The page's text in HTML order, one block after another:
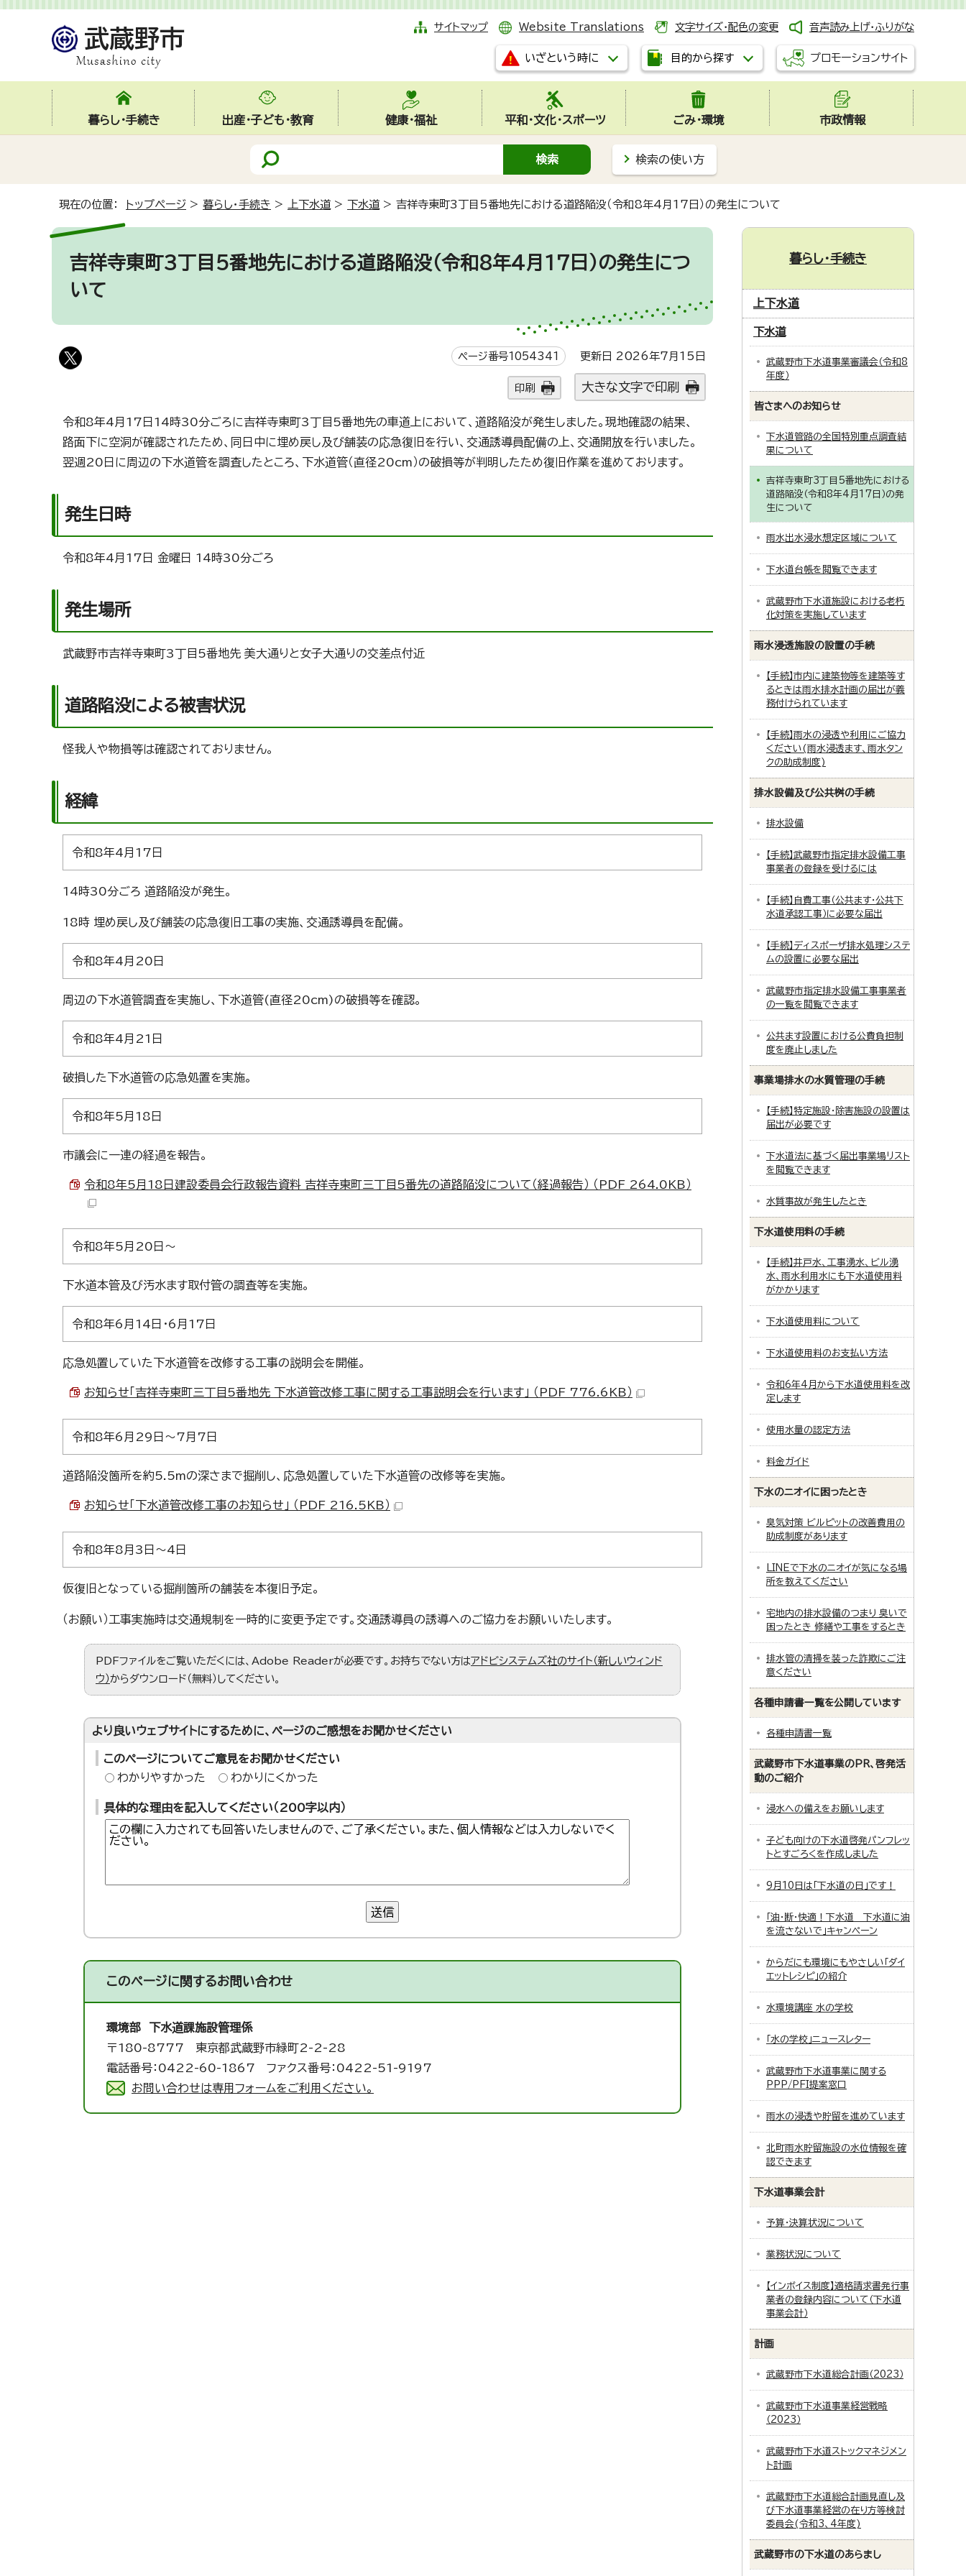
サイトマップ Website Translations 文字サイズ・配色の変更 音声読み上げ・ふりがな
いざという時に 目的から探す プロモーションサイト
暮らし・手続き 出産・子ども・教育 健康・福祉 平和・文化・スポーツ ごみ・環境 市政情報
検索の使い方
現在の位置： トップページ > 暮らし・手続き > 上下水道 > 下水道 > 吉祥寺東町3丁目5番地先における道路陥没（令和8年4月17日）の発生について
吉祥寺東町3丁目5番地先における道路陥没（令和8年4月17日）の発生につ
いて
ページ番号1054341 更新日 2026年7月15日
印刷 大きな文字で印刷
令和8年4月17日14時30分ごろに吉祥寺東町3丁目5番地先の車道上において、道路陥没が発生しました。現地確認の結果、
路面下に空洞が確認されたため、同日中に埋め戻し及び舗装の応急復旧を行い、交通誘導員配備の上、交通開放を行いました。
翌週20日に周辺の下水道管を調査したところ、下水道管（直径20cm）の破損等が判明したため復旧作業を進めております。
発生日時
令和8年4月17日 金曜日 14時30分ごろ
発生場所
武蔵野市吉祥寺東町3丁目5番地先 美大通りと女子大通りの交差点付近
道路陷没による被害状況
怪我人や物損等は確認されておりません。
経緯
令和8年4月17日
14時30分ごろ 道路陥没が発生。
18時 埋め戻し及び舗装の応急復旧工事の実施、交通誘導員を配備。
令和8年4月20日
周辺の下水道管調査を実施し、下水道管(直径20cm)の破損等を確認。
令和8年4月21日
破損した下水道管の応急処置を実施。
令和8年5月18日
市議会に一連の経過を報告。
令和8年5月18日建設委員会行政報告資料 吉祥寺東町三丁目5番先の道路陥没について（経過報告） （PDF 264.0KB）
令和8年5月20日～
下水道本管及び汚水ます取付管の調査等を実施。
令和8年6月14日・6月17日
応急処置していた下水道管を改修する工事の説明会を開催。
お知らせ「吉祥寺東町三丁目5番地先 下水道管改修工事に関する工事説明会を行います」 （PDF 776.6KB）
令和8年6月29日～7月7日
道路陥没箇所を約5.5mの深さまで掘削し、応急処置していた下水道管の改修等を実施。
お知らせ「下水道管改修工事のお知らせ」 （PDF 216.5KB）
令和8年8月3日～4日
仮復旧となっている掘削箇所の舗装を本復旧予定。
（お願い）工事実施時は交通規制を一時的に変更予定です。交通誘導員の誘導へのご協力をお願いいたします。
PDFファイルをご覧いただくには、Adobe Readerが必要です。お持ちでない方はアドビシステムズ社のサイト（新しいウィンド
ウ）からダウンロード（無料）してください。
より良いウェブサイトにするために、ページのご感想をお聞かせください
このページについてご意見をお聞かせください
わかりやすかった
わかりにくかった
具体的な理由を記入してください（200字以内）
送信
このページに関するお問い合わせ
環境部 下水道課施設管理係
〒180-8777 東京都武蔵野市緑町2-2-28
電話番号：0422-60-1867 ファクス番号：0422-51-9197
お問い合わせは専用フォームをご利用ください。
暮らし・手続き
上下水道
下水道
武蔵野市下水道事業審議会（令和8
年度）
皆さまへのお知らせ
下水道管路の全国特別重点調査結
果について
吉祥寺東町3丁目5番地先における
道路陥没（令和8年4月17日）の発
生について
雨水出水浸水想定区域について
下水道台帳を閲覧できます
武蔵野市下水道施設における老朽
化対策を実施しています
雨水浸透施設の設置の手続
【手続】市内に建築物等を建築等す
るときは雨水排水計画の届出が義
務付けられています
【手続】雨水の浸透や利用にご協力
ください(雨水浸透ます、雨水タン
クの助成制度)
排水設備及び公共桝の手続
排水設備
【手続】武蔵野市指定排水設備工事
事業者の登録を受けるには
【手続】自費工事（公共ます・公共下
水道承認工事）に必要な届出
【手続】ディスポーザ排水処理システ
ムの設置に必要な届出
武蔵野市指定排水設備工事事業者
の一覧を閲覧できます
公共ます設置における公費負担制
度を廃止しました
事業場排水の水質管理の手続
【手続】特定施設・除害施設の設置は
届出が必要です
下水道法に基づく届出事業場リスト
を閲覧できます
水質事故が発生したとき
下水道使用料の手続
【手続】井戸水、工事湧水、ビル湧
水、雨水利用水にも下水道使用料
がかかります
下水道使用料について
下水道使用料のお支払い方法
令和6年4月から下水道使用料を改
定します
使用水量の認定方法
料金ガイド
下水のニオイに困ったとき
臭気対策 ビルピットの改善費用の
助成制度があります
LINEで下水のニオイが気になる場
所を教えてください
宅地内の排水設備のつまり 臭いで
困ったとき 修繕や工事をするとき
排水管の清掃を装った詐欺にご注
意ください
各種申請書一覧を公開しています
各種申請書一覧
武蔵野市下水道事業のPR、啓発活
動のご紹介
浸水への備えをお願いします
子ども向けの下水道啓発パンフレッ
トとすごろくを作成しました
9月10日は「下水道の日」です！
「油・断・快適！下水道 下水道に油
を流さないで」キャンペーン
からだにも環境にもやさしい「ダイ
エットレシピ」の紹介
水環境講座 水の学校
「水の学校」ニュースレター
武蔵野市下水道事業に関する
PPP/PFI提案窓口
雨水の浸透や貯留を進めています
北町雨水貯留施設の水位情報を確
認できます
下水道事業会計
予算・決算状況について
業務状況について
【インボイス制度】適格請求書発行事
業者の登録内容について（下水道
事業会計）
計画
武蔵野市下水道総合計画（2023）
武蔵野市下水道事業経営戦略
（2023）
武蔵野市下水道ストックマネジメン
ト計画
武蔵野市下水道総合計画見直し及
び下水道事業経営の在り方等検討
委員会(令和3、4年度)
武蔵野市の下水道のあらまし